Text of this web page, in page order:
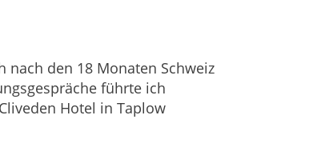
den 18 Monaten Schweiz
führte ich
Hotel in Taplow